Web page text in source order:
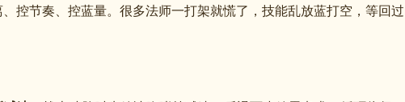
控节奏、控蓝量。很多法师一打架就慌了，技能乱放蓝打空，等回过